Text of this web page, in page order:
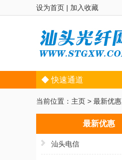
设为首页 | 加入收藏
◆ 快速通道
当前位置： 主页 > 最新优惠
最新优惠
汕头电信